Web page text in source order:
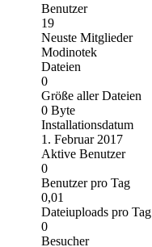
Benutzer
19
Neuste Mitglieder
Modinotek
Dateien
0
Größe aller Dateien
0 Byte
Installationsdatum
1. Februar 2017
Aktive Benutzer
0
Benutzer pro Tag
0,01
Dateiuploads pro Tag
0
Besucher